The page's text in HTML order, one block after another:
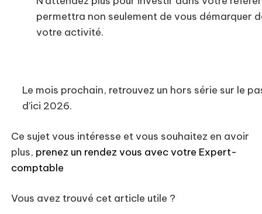
permettra non seulement de vous démarquer
votre activité.
Le mois prochain, retrouvez un hors série sur le
d’ici 2026.
Ce sujet vous intéresse et vous souhaitez en avoir
plus, prenez un rendez vous avec votre Expert-
comptable
Vous avez trouvé cet article utile ?